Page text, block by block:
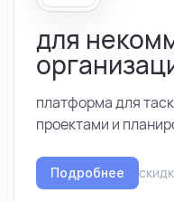
для
платформа для
проектами и
Подробнее